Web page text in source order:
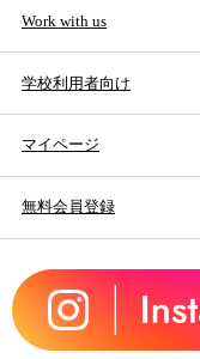
Work with us
学校利用者向け
マイページ
無料会員登録